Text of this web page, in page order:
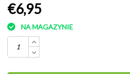
€6,95
NA MAGAZYNIE